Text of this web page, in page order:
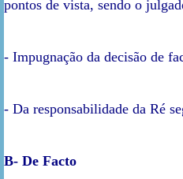
pontos de vista, sendo o
- Impugnação da decisão de
- Da responsabilidade da Ré
B- De Facto